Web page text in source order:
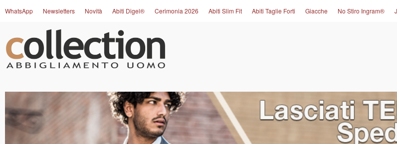
WhatsApp Newsletters Novità Abiti Digel® Cerimonia 2026 Abiti Slim Fit Abiti Taglie Forti Giacche No Stiro Ingram®